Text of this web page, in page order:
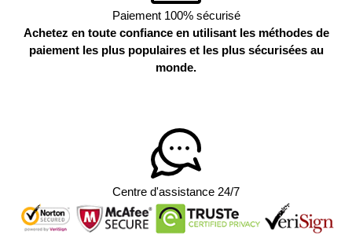
Paiement 100% sécurisé
Achetez en toute confiance en utilisant les méthodes de
paiement les plus populaires et les plus sécurisées au
monde.
Centre d'assistance 24/7